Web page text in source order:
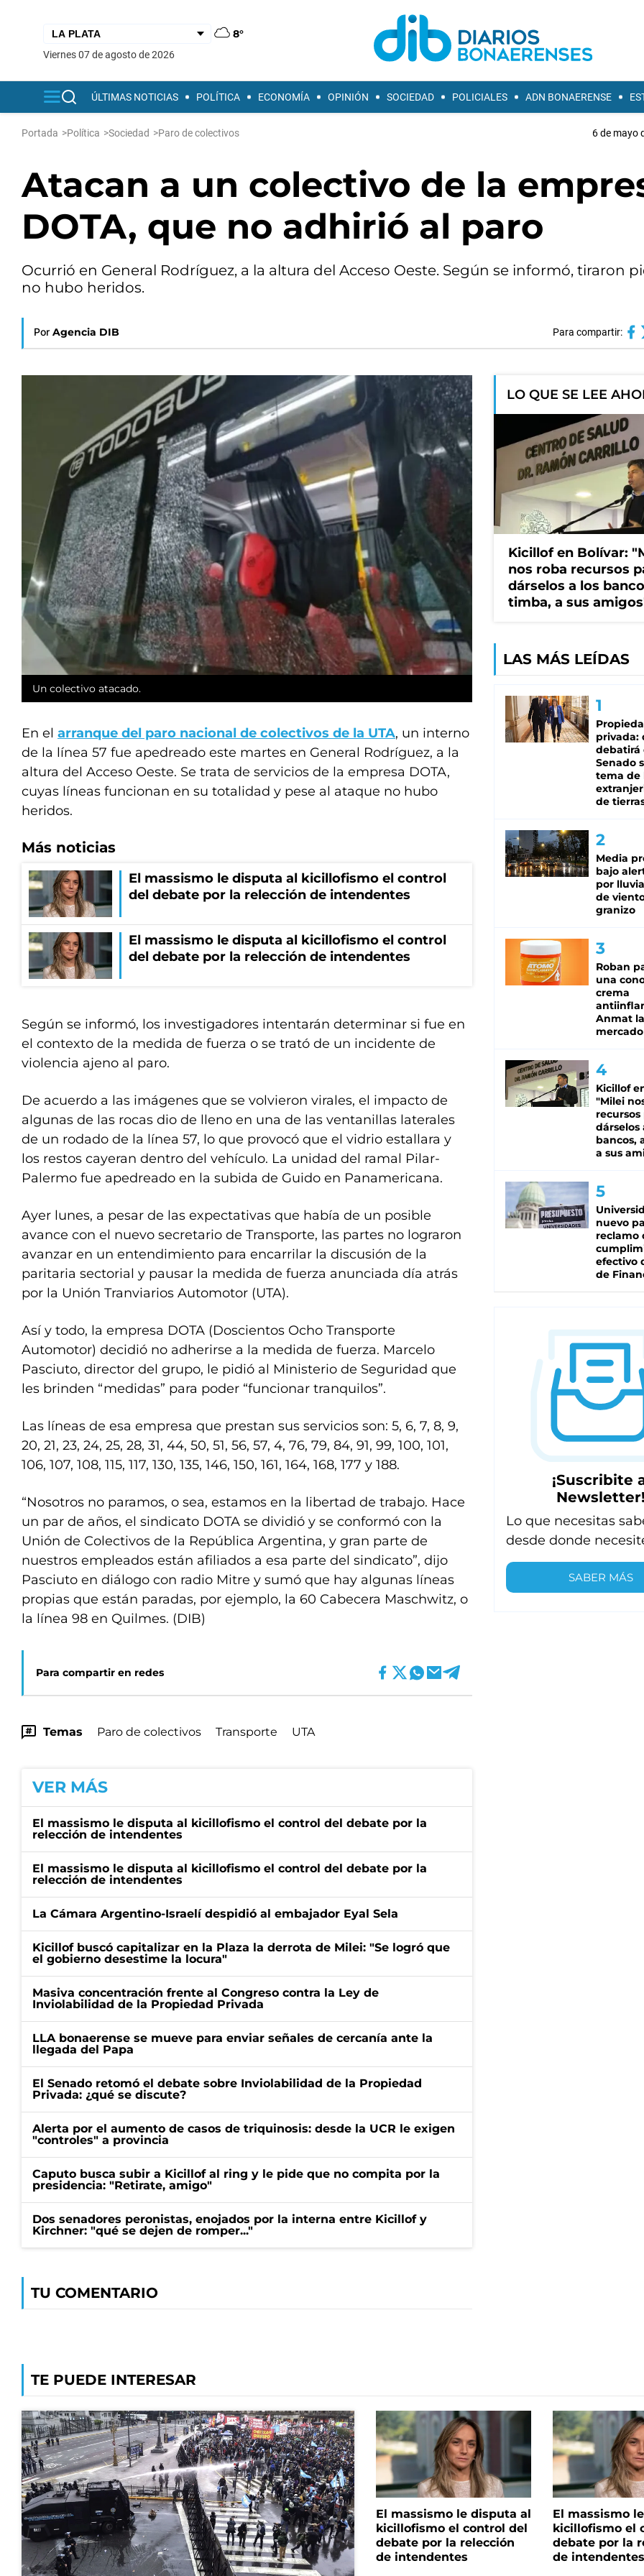
8°
viernes 07 de agosto de 2026
ÚLTIMAS NOTICIAS POLÍTICA ECONOMÍA OPINIÓN SOCIEDAD POLICIALES ADN BONAERENSE
Portada >Política >Sociedad >Paro de colectivos 6 de mayo
Atacan a un colectivo de la
DOTA, que no adhirió al paro
Ocurrió en General Rodríguez, a la altura del Acceso Oeste. Según se informó, tiraron
no hubo heridos.
Por Agencia DIB Para compartir:
Un colectivo atacado.
En el arranque del paro nacional de colectivos de la UTA, un interno
de la línea 57 fue apedreado este martes en General Rodríguez, a la
altura del Acceso Oeste. Se trata de servicios de la empresa DOTA,
cuyas líneas funcionan en su totalidad y pese al ataque no hubo
heridos.
Más noticias
El massismo le disputa al kicillofismo el control
del debate por la relección de intendentes
El massismo le disputa al kicillofismo el control
del debate por la relección de intendentes
Según se informó, los investigadores intentarán determinar si fue en
el contexto de la medida de fuerza o se trató de un incidente de
violencia ajeno al paro.
De acuerdo a las imágenes que se volvieron virales, el impacto de
algunas de las rocas dio de lleno en una de las ventanillas laterales
de un rodado de la línea 57, lo que provocó que el vidrio estallara y
los restos cayeran dentro del vehículo. La unidad del ramal Pilar-
Palermo fue apedreado en la subida de Guido en Panamericana.
Ayer lunes, a pesar de las expectativas que había de un posible
avance con el nuevo secretario de Transporte, las partes no lograron
avanzar en un entendimiento para encarrilar la discusión de la
paritaria sectorial y pausar la medida de fuerza anunciada día atrás
por la Unión Tranviarios Automotor (UTA).
Así y todo, la empresa DOTA (Doscientos Ocho Transporte
Automotor) decidió no adherirse a la medida de fuerza. Marcelo
Pasciuto, director del grupo, le pidió al Ministerio de Seguridad que
les brinden “medidas” para poder “funcionar tranquilos”.
Las líneas de esa empresa que prestan sus servicios son: 5, 6, 7, 8, 9,
20, 21, 23, 24, 25, 28, 31, 44, 50, 51, 56, 57, 4, 76, 79, 84, 91, 99, 100, 101,
106, 107, 108, 115, 117, 130, 135, 146, 150, 161, 164, 168, 177 y 188.
“Nosotros no paramos, o sea, estamos en la libertad de trabajo. Hace
un par de años, el sindicato DOTA se dividió y se conformó con la
Unión de Colectivos de la República Argentina, y gran parte de
nuestros empleados están afiliados a esa parte del sindicato”, dijo
Pasciuto en diálogo con radio Mitre y sumó que hay algunas líneas
propias que están paradas, por ejemplo, la 60 Cabecera Maschwitz, o
la línea 98 en Quilmes. (DIB)
Para compartir en redes
Temas Paro de colectivos Transporte UTA
VER MÁS
El massismo le disputa al kicillofismo el control del debate por la
relección de intendentes
El massismo le disputa al kicillofismo el control del debate por la
relección de intendentes
La Cámara Argentino-Israelí despidió al embajador Eyal Sela
Kicillof buscó capitalizar en la Plaza la derrota de Milei: "Se logró que
el gobierno desestime la locura"
Masiva concentración frente al Congreso contra la Ley de
Inviolabilidad de la Propiedad Privada
LLA bonaerense se mueve para enviar señales de cercanía ante la
llegada del Papa
El Senado retomó el debate sobre Inviolabilidad de la Propiedad
Privada: ¿qué se discute?
Alerta por el aumento de casos de triquinosis: desde la UCR le exigen
"controles" a provincia
Caputo busca subir a Kicillof al ring y le pide que no compita por la
presidencia: "Retirate, amigo"
Dos senadores peronistas, enojados por la interna entre Kicillof y
Kirchner: "qué se dejen de romper..."
TU COMENTARIO
LO QUE SE LEE
Kicillof en Bolívar:
nos roba recursos
dárselos a los
timba, a sus
LAS MÁS LEÍDAS
privada:
debatirá
Senado
tema de
de
Media
bajo
por
de
granizo
Roban
una
crema
Anmat
mercado
Kicillof
"Milei
recursos
dárselos
bancos,
a sus
nuevo
reclamo
efectivo
de
¡Suscribite
Newsletter!
Lo que necesitas
desde donde
SABER MÁS
TE PUEDE INTERESAR
El massismo le disputa al
kicillofismo el control del
debate por la relección
de intendentes
El massismo
kicillofismo el
debate por la
de intendentes